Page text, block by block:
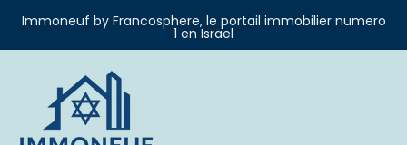
Immoneuf by Francosphere, le portail immobilier numero
1 en Israel